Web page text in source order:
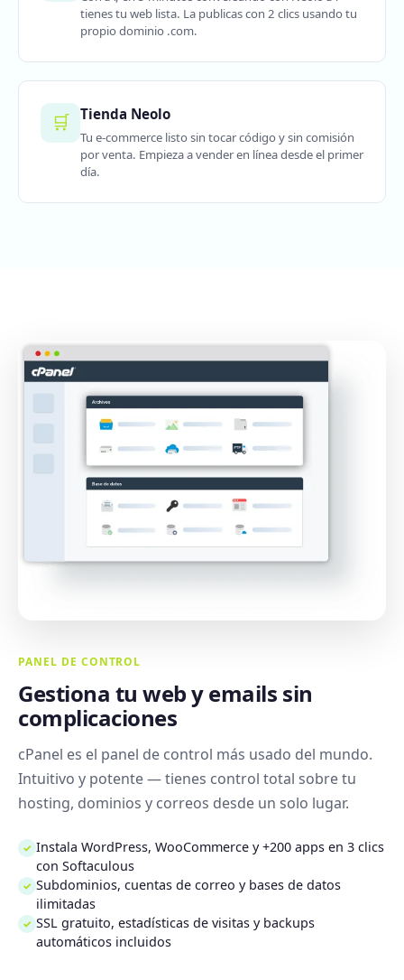
tienes tu web lista. La publicas con 2 clics usando tu
propio dominio .com.
🛒 Tienda Neolo
Tu e-commerce listo sin tocar código y sin comisión
por venta. Empieza a vender en línea desde el primer
día.
PANEL DE CONTROL
Gestiona tu web y emails sin
complicaciones
cPanel es el panel de control más usado del mundo.
Intuitivo y potente — tienes control total sobre tu
hosting, dominios y correos desde un solo lugar.
✓ Instala WordPress, WooCommerce y +200 apps en 3 clics
con Softaculous
✓ Subdominios, cuentas de correo y bases de datos
ilimitadas
✓ SSL gratuito, estadísticas de visitas y backups
automáticos incluidos